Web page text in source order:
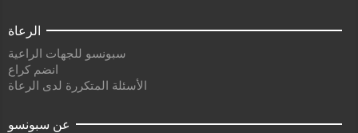
الرعاة
سبونسو للجهات الراعية
انضم كراع
الأسئلة المتكررة لدى الرعاة
عن سبونسو